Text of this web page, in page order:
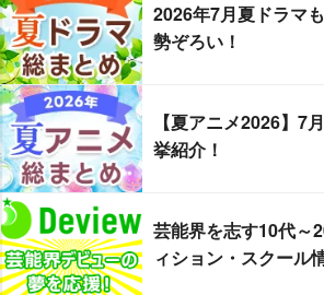
2026年7月夏ドラマ
勢ぞろい！
【夏アニメ2026】7
挙紹介！
芸能界を志す10代
ィション・スクール